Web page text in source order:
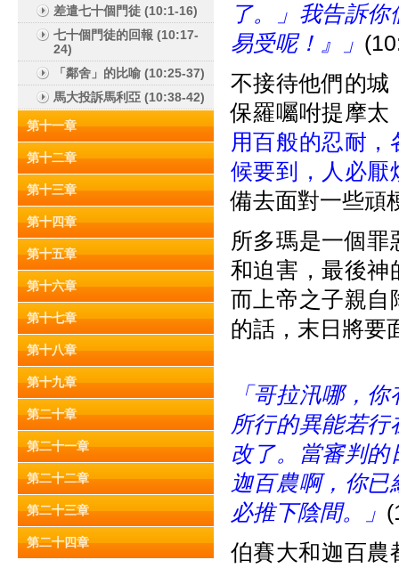
差遣七十個門徒 (10:1-16)
七十個門徒的回報 (10:17-
24)
「鄰舍」的比喻 (10:25-37)
馬大投訴馬利亞 (10:38-42)
第十一章
第十二章
第十三章
第十四章
第十五章
第十六章
第十七章
第十八章
第十九章
第二十章
第二十一章
第二十二章
第二十三章
第二十四章
了。」我告訴
易受呢！』」
不接待他們的城
保羅囑咐提摩太
用百般的忍耐
候要到，人必厭
備去面對一些頑
所多瑪是一個
和迫害，最後神
而上帝之子親自
的話，末日將要
「哥拉汛哪，
所行的異能若
改了。當審判
迦百農啊，你
必推下陰間。」
伯賽大和迦百農